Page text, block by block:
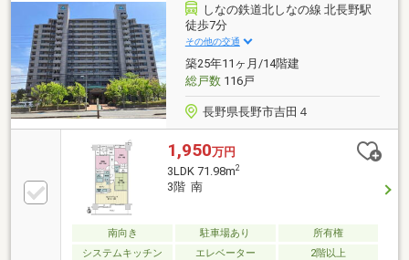
しなの鉄道北しなの線 北長野駅
徒歩7分
その他の交通
築25年11ヶ月/14階建
総戸数116戸
長野県長野市吉田４
1,950万円
3LDK 71.98m2
3階 南
南向き 駐車場あり
所有権
システムキッチン
エレベーター 2階以上